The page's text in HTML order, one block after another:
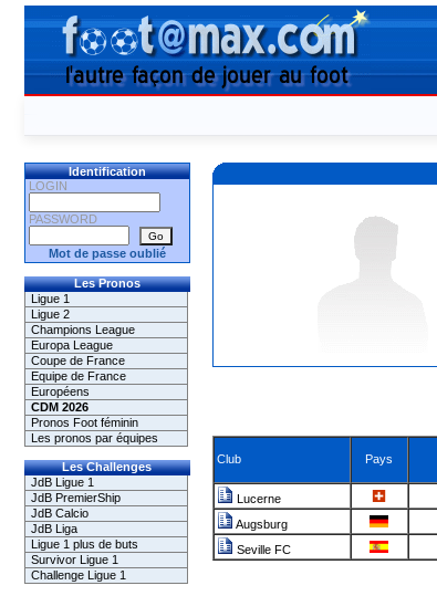
Identification
LOGIN
PASSWORD
Mot de passe oublié
Les Pronos
Ligue 1
Ligue 2
Champions League
Europa League
Coupe de France
Equipe de France
Européens
CDM 2026
Pronos Foot féminin
Les pronos par équipes
Les Challenges
JdB Ligue 1
JdB PremierShip
JdB Calcio
JdB Liga
Ligue 1 plus de buts
Survivor Ligue 1
Challenge Ligue 1
Club Pays
Lucerne
Augsburg
Seville FC